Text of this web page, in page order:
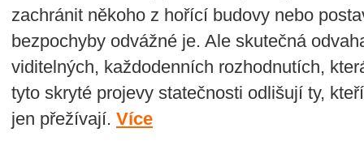
zachránit někoho z hořící budovy nebo
bezpochyby odvážné je. Ale skutečná
viditelných, každodenních rozhodnutích,
tyto skryté projevy statečnosti odlišují ty,
jen přežívají. Více